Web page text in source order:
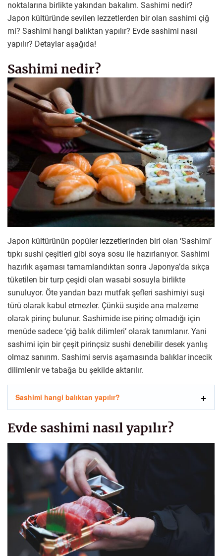
noktalarına birlikte yakından bakalım. Sashimi nedir?
Japon kültüründe sevilen lezzetlerden bir olan sashimi çiğ
mi? Sashimi hangi balıktan yapılır? Evde sashimi nasıl
yapılır? Detaylar aşağıda!
Sashimi nedir?
Japon kültürünün popüler lezzetlerinden biri olan ‘Sashimi’
tıpkı sushi çeşitleri gibi soya sosu ile hazırlanıyor. Sashimi
hazırlık aşaması tamamlandıktan sonra Japonya’da sıkça
tüketilen bir turp çeşidi olan wasabi sosuyla birlikte
sunuluyor. Öte yandan bazı mutfak şefleri sashimiyi suşi
türü olarak kabul etmezler. Çünkü suşide ana malzeme
olarak pirinç bulunur. Sashimide ise pirinç olmadığı için
menüde sadece ‘çiğ balık dilimleri’ olarak tanımlanır. Yani
sashimi için bir çeşit pirinçsiz sushi denebilir desek yanlış
olmaz sanırım. Sashimi servis aşamasında balıklar incecik
dilimlenir ve tabağa bu şekilde aktarılır.
Sashimi hangi balıktan yapılır?
Evde sashimi nasıl yapılır?